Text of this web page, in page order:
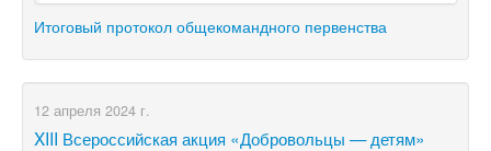
Итоговый протокол общекомандного первенства
12 апреля 2024 г.
XIII Всероссийская акция «Добровольцы — детям»